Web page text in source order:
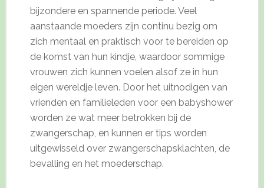
bijzondere en spannende periode. Veel
aanstaande moeders zijn continu bezig om
zich mentaal en praktisch voor te bereiden op
de komst van hun kindje, waardoor sommige
vrouwen zich kunnen voelen alsof ze in hun
eigen wereldje leven. Door het uitnodigen van
vrienden en familieleden voor een babyshower
worden ze wat meer betrokken bij de
zwangerschap, en kunnen er tips worden
uitgewisseld over zwangerschapsklachten, de
bevalling en het moederschap.